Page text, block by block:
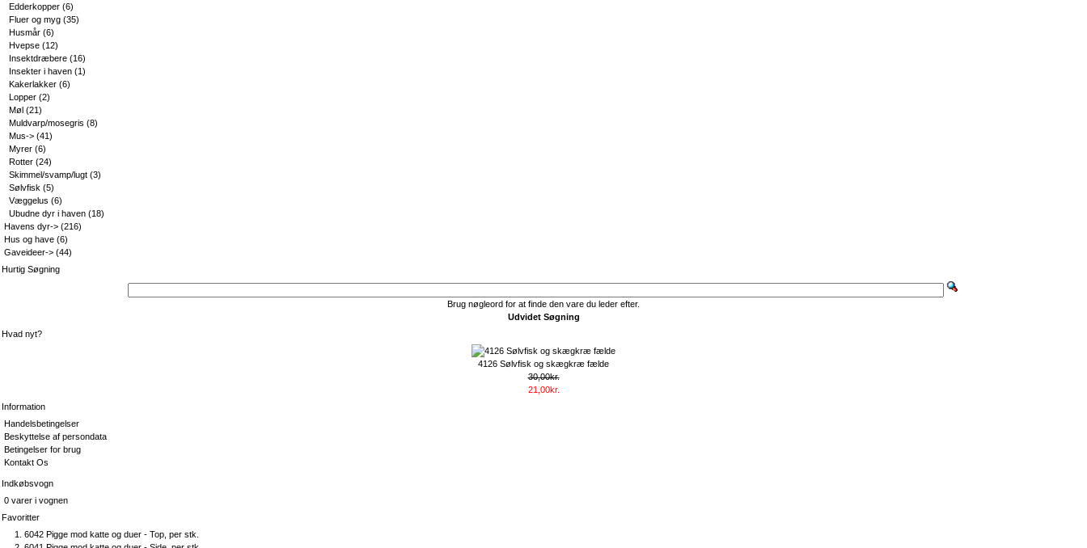
Edderkopper (6)
Fluer og myg (35)
Husmår (6)
Hvepse (12)
Insektdræbere (16)
Insekter i haven (1)
Kakerlakker (6)
Lopper (2)
Møl (21)
Muldvarp/mosegris (8)
Mus-> (41)
Myrer (6)
Rotter (24)
Skimmel/svamp/lugt (3)
Sølvfisk (5)
Væggelus (6)
Ubudne dyr i haven (18)
Havens dyr-> (216)
Hus og have (6)
Gaveideer-> (44)
Hurtig Søgning
Brug nøgleord for at finde den vare du leder efter.
Udvidet Søgning
Hvad nyt?
4126 Sølvfisk og skægkræ fælde
30,00kr.
21,00kr.
Information
Handelsbetingelser
Beskyttelse af persondata
Betingelser for brug
Kontakt Os
Indkøbsvogn
0 varer i vognen
Favoritter
6042 Pigge mod katte og duer - Top, per stk.